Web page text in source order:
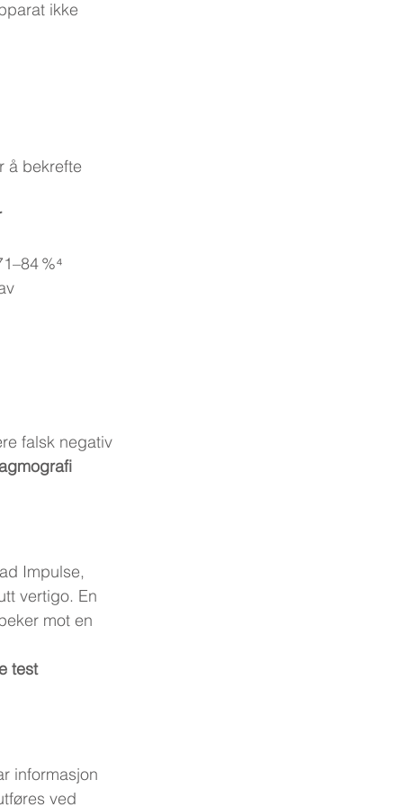
ikke
å bekrefte
%⁴
falsk negativ
Impulse,
vertigo. En
mot en
test
informasjon
ved